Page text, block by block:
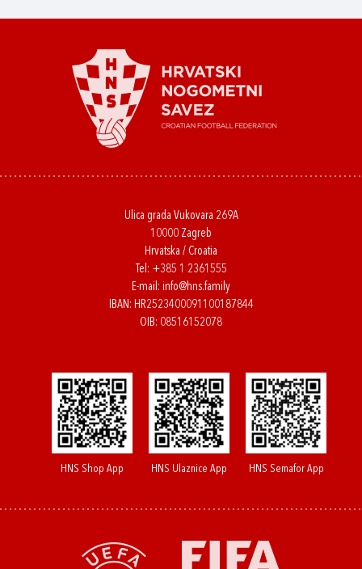
Ulica grada Vukovara 269A
10000 Zagreb
Hrvatska / Croatia
Tel: +385 1 2361555
E-mail: info@hns.family
IBAN: HR2523400091100187844
OIB: 08516152078
HNS Shop App HNS Ulaznice App HNS Semafor App